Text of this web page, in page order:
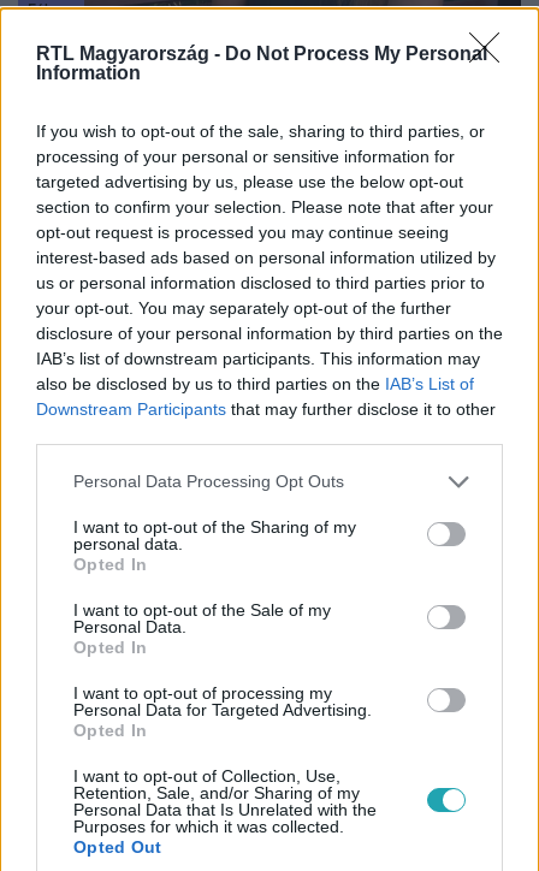
RTL Magyarország - Do Not Process My Personal
Information
If you wish to opt-out of the sale, sharing to third parties, or
processing of your personal or sensitive information for
targeted advertising by us, please use the below opt-out
section to confirm your selection. Please note that after your
opt-out request is processed you may continue seeing
interest-based ads based on personal information utilized by
us or personal information disclosed to third parties prior to
your opt-out. You may separately opt-out of the further
disclosure of your personal information by third parties on the
IAB’s list of downstream participants. This information may
also be disclosed by us to third parties on the IAB’s List of
Downstream Participants that may further disclose it to other
Please note that this website/app uses one or more Google
not limited to your visit or usage behaviour. You may click to
grant or deny consent to Google and its third-party tags to
use your data for below specified purposes in below Google
consent section.
Personal Data Processing Opt Outs
I want to opt-out of the Sharing of my
personal data.
Opted In
I want to opt-out of the Sale of my
Personal Data.
Opted In
I want to opt-out of processing my
Personal Data for Targeted Advertising.
Opted In
I want to opt-out of Collection, Use,
Retention, Sale, and/or Sharing of my
Personal Data that Is Unrelated with the
Purposes for which it was collected.
Opted Out
Fókusz
Molnár Anikónak egy elváltozást fedeztek az
Molnár Anikónál komoly egészségügyi problémát
diagnosztizáltak. Agyának egy kisebb része elsorvadt.
Közel tíz éve annak, hogy ezt megtudta, ám kálváriájáról
csak néhány hete beszélt először.
6:44
Fókusz
Újabb szövődményét fedezték fel a koronavírus-
fertőzésnek
Újabb szövődményét fedezték fel a koronavírus-
fertőzésnek amerikai kutatók. A világ egyik vezető orvosi
ben publikált tanulmány szerint a COVID- 9
következtében gyulladás alakulhat ki az agy egyes
régióiban.